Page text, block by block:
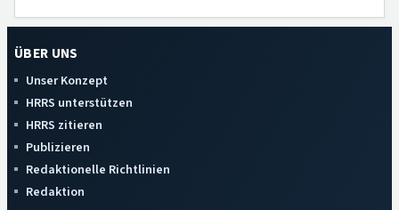
ÜBER UNS
Unser Konzept
HRRS unterstützen
HRRS zitieren
Publizieren
Redaktionelle Richtlinien
Redaktion